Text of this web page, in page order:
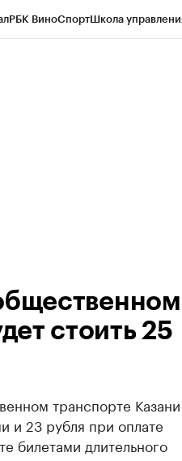
РБК ВиноСпортШкола
стоить 25
транспорте Казани
и 23 рубля при оплате
билетами длительного